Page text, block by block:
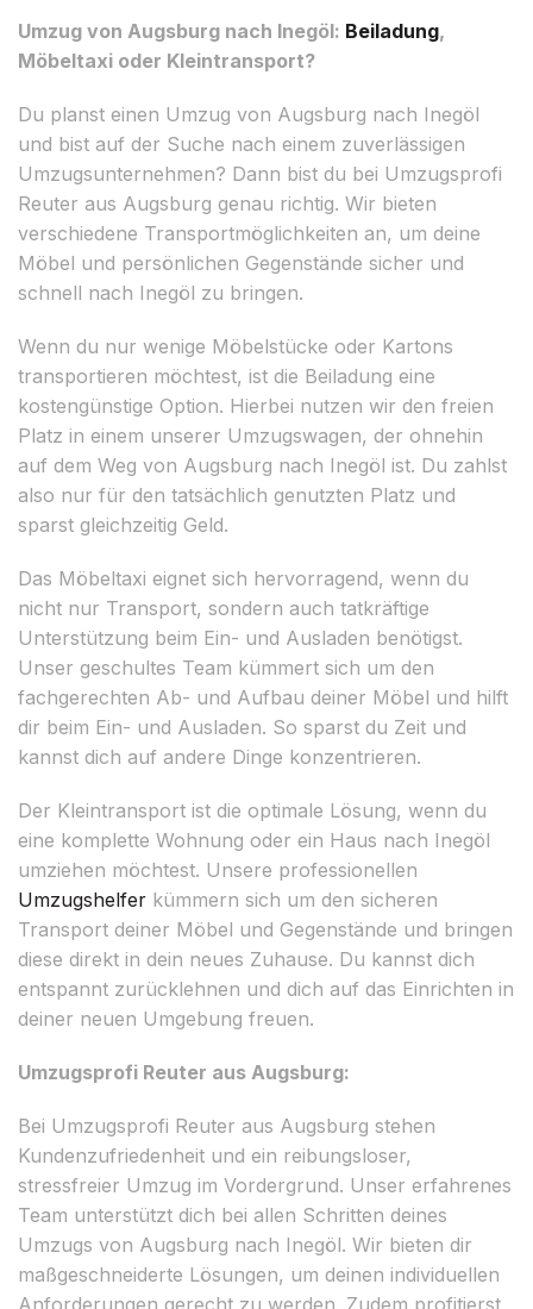
Umzug von Augsburg nach Inegöl: Beiladung,
Möbeltaxi oder Kleintransport?
Du planst einen Umzug von Augsburg nach Inegöl
und bist auf der Suche nach einem zuverlässigen
Umzugsunternehmen? Dann bist du bei Umzugsprofi
Reuter aus Augsburg genau richtig. Wir bieten
verschiedene Transportmöglichkeiten an, um deine
Möbel und persönlichen Gegenstände sicher und
schnell nach Inegöl zu bringen.
Wenn du nur wenige Möbelstücke oder Kartons
transportieren möchtest, ist die Beiladung eine
kostengünstige Option. Hierbei nutzen wir den freien
Platz in einem unserer Umzugswagen, der ohnehin
auf dem Weg von Augsburg nach Inegöl ist. Du zahlst
also nur für den tatsächlich genutzten Platz und
sparst gleichzeitig Geld.
Das Möbeltaxi eignet sich hervorragend, wenn du
nicht nur Transport, sondern auch tatkräftige
Unterstützung beim Ein- und Ausladen benötigst.
Unser geschultes Team kümmert sich um den
fachgerechten Ab- und Aufbau deiner Möbel und hilft
dir beim Ein- und Ausladen. So sparst du Zeit und
kannst dich auf andere Dinge konzentrieren.
Der Kleintransport ist die optimale Lösung, wenn du
eine komplette Wohnung oder ein Haus nach Inegöl
umziehen möchtest. Unsere professionellen
Umzugshelfer kümmern sich um den sicheren
Transport deiner Möbel und Gegenstände und bringen
diese direkt in dein neues Zuhause. Du kannst dich
entspannt zurücklehnen und dich auf das Einrichten in
deiner neuen Umgebung freuen.
Umzugsprofi Reuter aus Augsburg:
Bei Umzugsprofi Reuter aus Augsburg stehen
Kundenzufriedenheit und ein reibungsloser,
stressfreier Umzug im Vordergrund. Unser erfahrenes
Team unterstützt dich bei allen Schritten deines
Umzugs von Augsburg nach Inegöl. Wir bieten dir
maßgeschneiderte Lösungen, um deinen individuellen
Anforderungen gerecht zu werden. Zudem profitierst